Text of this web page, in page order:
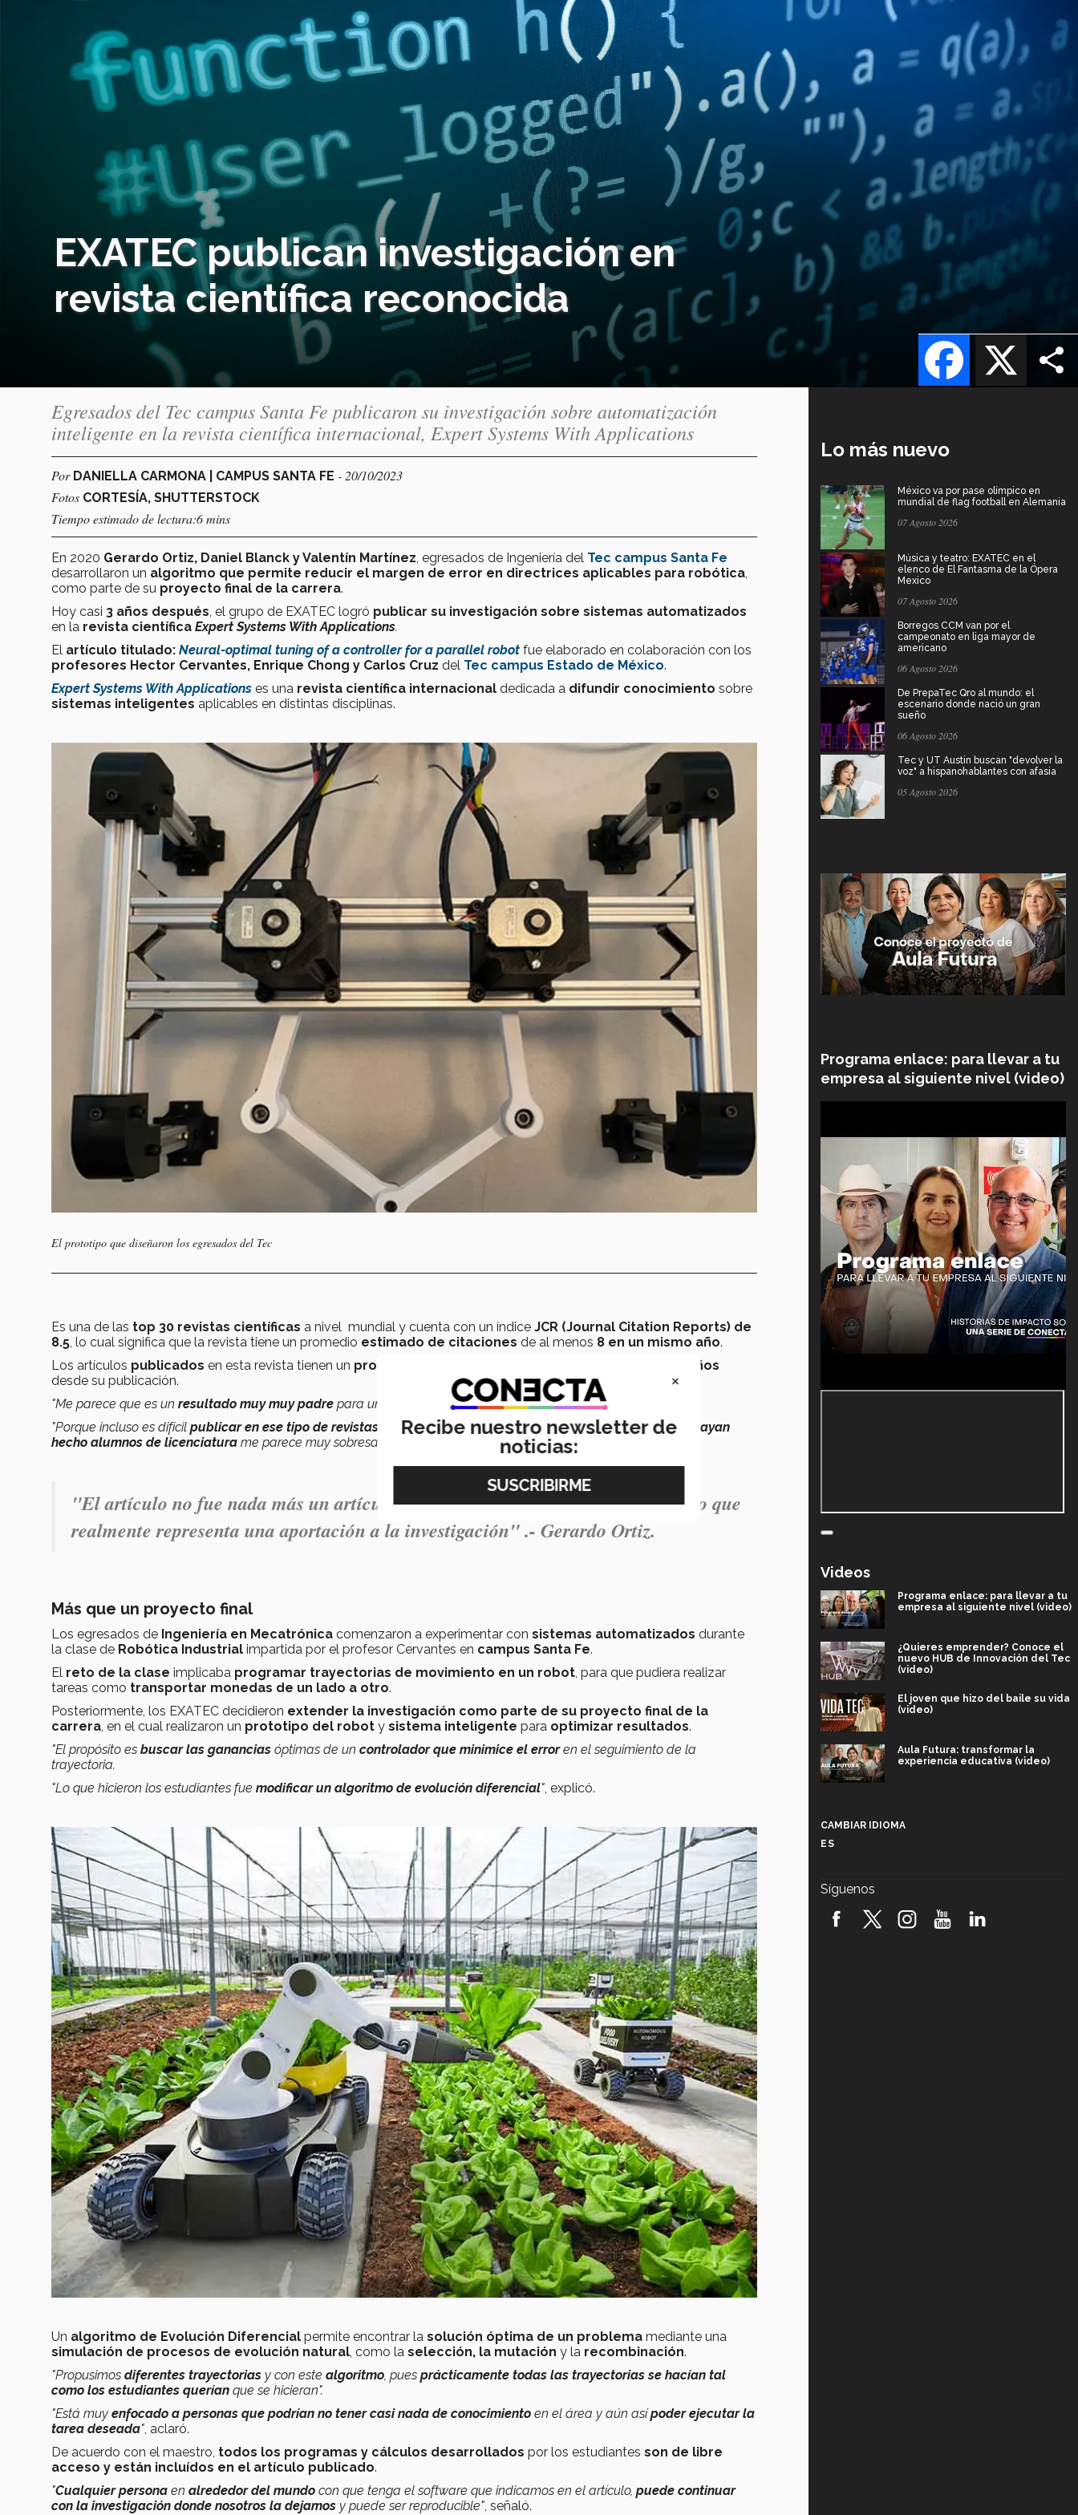
EXATEC publican investigación en
revista científica reconocida
X
Facebook
Egresados del Tec campus Santa Fe publicaron su investigación sobre automatización
inteligente en la revista científica internacional, Expert Systems With Applications
Por DANIELLA CARMONA | CAMPUS SANTA FE - 20/10/2023
Fotos CORTESÍA, SHUTTERSTOCK
Tiempo estimado de lectura:6 mins
En 2020 Gerardo Ortiz, Daniel Blanck y Valentín Martínez , egresados de Ingeniería del Tec campus Santa Fe
desarrollaron un algoritmo que permite reducir el margen de error en directrices aplicables para robótica
como parte de su proyecto final de la carrera.
Hoy casi 3 años después , el grupo de EXATEC logró publicar su investigación sobre sistemas automatizados
en la revista científica Expert Systems With Applications.
El artículo titulado: Neural-optimal tuning of a controller for a parallel robot fue elaborado en colaboración con los
profesores Hector Cervantes, Enrique Chong y Carlos Cruz del Tec campus Estado de México.
Expert Systems With Applications es una revista científica internacional dedicada a difundir conocimiento sobre
sistemas inteligentes aplicables en distintas disciplinas.
El prototipo que diseñaron los egresados del Tec
Es una de las top 30 revistas científicas a nivel mundial y cuenta con un ​índice JCR (Journal Citation Reports) de
8.5, lo cual significa que la revista tiene un promedio estimado de citaciones de al menos 8 en un mismo año.
Los artículos publicados en esta revista tienen un promedio de citaciones
4 años
desde su publicación.
"Me parece que es un resultado muy muy padre para unos estudiantes que están ennivel de licenciatura
"Porque incluso es difícil publicar en ese tipo de revistas para alumnos demaestría o de doctorado.El que lo hayan
hecho alumnos de licenciatura me parece muy sobresaliente" , comentó Héctor Cervantes.
"El artículo no fue nada más un artículo que logramos publicar, fue un artículo que
realmente representa una aportación a la investigación" .- Gerardo Ortiz.
Más que un proyecto final
Los egresados de Ingeniería en Mecatrónica comenzaron a experimentar con sistemas automatizados durante
la clase de Robótica Industrial impartida por el profesor Cervantes en campus Santa Fe.
El reto de la clase implicaba programar trayectorias de movimiento en un robot, para que pudiera realizar
tareas como transportar monedas de un lado a otro.
Posteriormente, los EXATEC decidieron extender la investigación como parte de su proyecto final de la
carrera, en el cual realizaron un prototipo del robot y sistema inteligente para optimizar resultados.
"El propósito es buscar las ganancias óptimas de un controlador que minimice el erroren el seguimiento de la
trayectoria.
"Lo que hicieron los estudiantes fue modificar un algoritmo de evolución diferencial", explicó.
Un algoritmo de Evolución Diferencial permite encontrar la solución óptima de un problema mediante una
simulación de procesos de evolución natural, como la selección, la mutación y la recombinación.
"Propusimos diferentes trayectorias y con este algoritmo, pues prácticamente todas las trayectorias se hacían tal
como los estudiantes querían que se hicieran".
"Está muy enfocado a personas que podrían no tener casi nada de conocimiento en el área y aún asípoder ejecutar la
tarea deseada", aclaró.
De acuerdo con el maestro, todos los programas y cálculos desarrollados por los estudiantes son de libre
acceso y están incluídos en el artículo publicado.
"Cualquier persona en alrededor del mundo con que tenga el software que indicamos en el artículo, puede continuar
con la investigación donde nosotros la dejamos y puede ser reproducible", señaló.
Lo más nuevo
México va por pase olímpico en
mundial de flag football en Alemania
07 Agosto 2026
Música y teatro: EXATEC en el
elenco de El Fantasma de la Ópera
Mexico
07 Agosto 2026
Borregos CCM van por el
campeonato en liga mayor de
americano
06 Agosto 2026
De PrepaTec Qro al mundo: el
escenario donde nació un gran
sueño
06 Agosto 2026
Tec y UT Austin buscan "devolver la
voz" a hispanohablantes con afasia
05 Agosto 2026
Programa enlace: para llevar a tu
empresa al siguiente nivel (video)
Videos
Programa enlace: para llevar a tu
empresa al siguiente nivel (video)
¿Quieres emprender? Conoce el
nuevo HUB de Innovación del Tec
(video)
El joven que hizo del baile su vida
(video)
Aula Futura: transformar la
experiencia educativa (video)
robótica FIRST 2026! (video)
CAMBIAR IDIOMA
ES
Síguenos
×
Recibe nuestro newsletter de
noticias: